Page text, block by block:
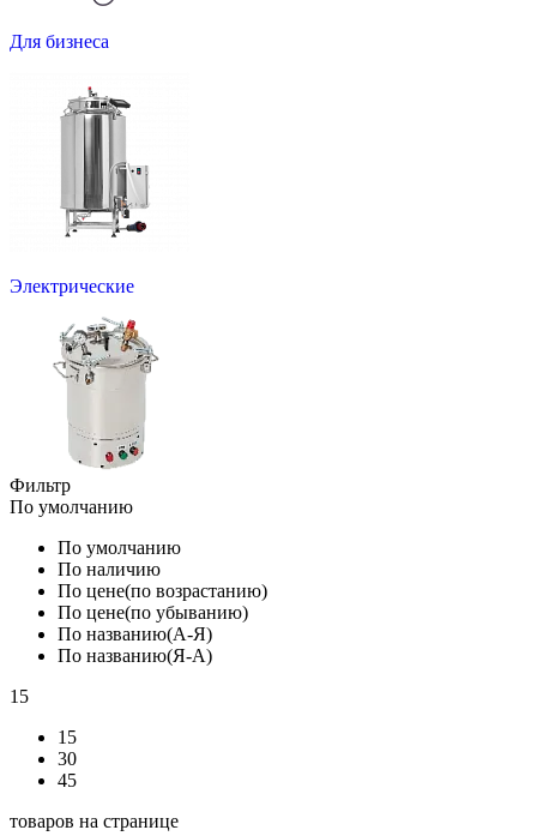
Для бизнеса
Электрические
Фильтр
По умолчанию
По умолчанию
По наличию
По цене(по возрастанию)
По цене(по убыванию)
По названию(А-Я)
По названию(Я-А)
15
15
30
45
товаров на странице